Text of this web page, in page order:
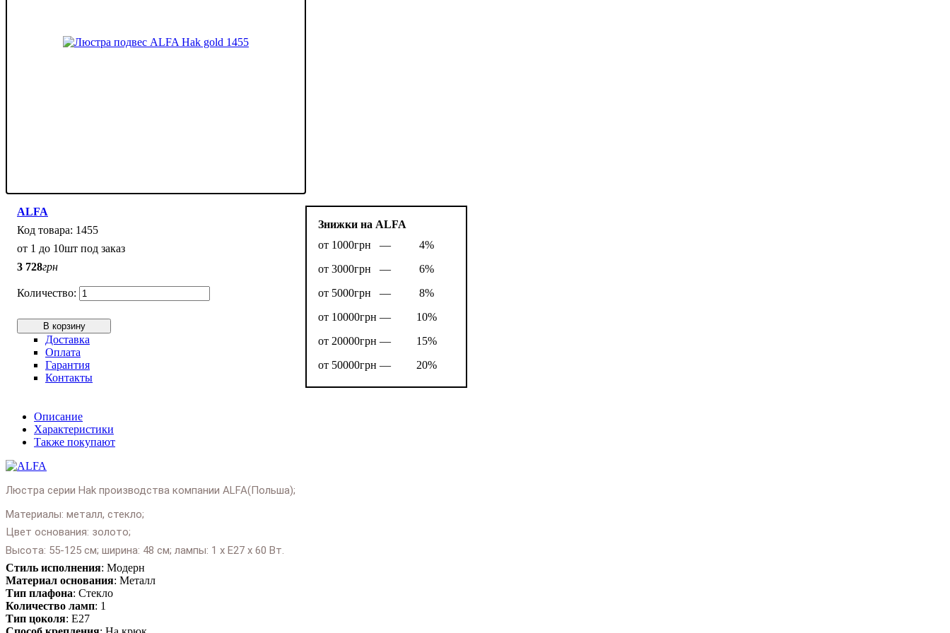
Знижки на ALFA
от 1000грн —
4%
от 3000грн —
6%
от 5000грн —
8%
от 10000грн —
10%
от 20000грн —
15%
от 50000грн —
20%
ALFA
1455
от 1 до 10шт под заказ
3 728грн
В корзину
Доставка
Оплата
Гарантия
Контакты
Описание
Характеристики
Также покупают
Люстра серии Hak производства компании ALFA(Польша);
Материалы: металл, стекло;
Цвет основания: золото;
Высота: 55-125 см; ширина: 48 см; лампы: 1 х Е27 х 60 Вт.
Подробнее:https://salonlustr.com.ua/p16879-
Lyustra-
podves_ALFA_Astra_149
Стиль исполнения: Модерн
Материал основания: Металл
Тип плафона: Стекло
Количество ламп: 1
Тип цоколя: E27